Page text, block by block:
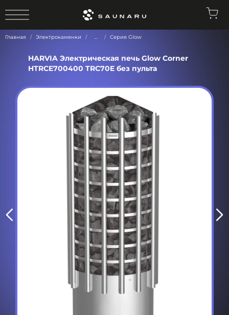
Главная Электрокаменки ... Серия Glow
HARVIA Электрическая печь Glow Corner
HTRCE700400 TRC70E без пульта